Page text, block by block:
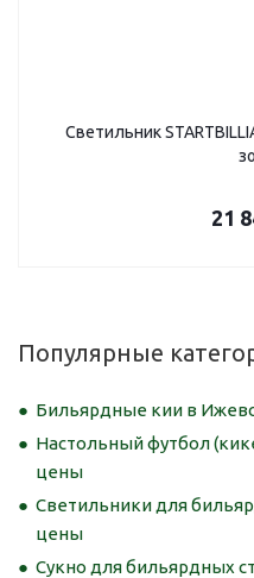
Светильник
21
Популярные
Бильярдные кии в
Настольный футбол
цены
Светильники для
цены
Сукно для бильярдных